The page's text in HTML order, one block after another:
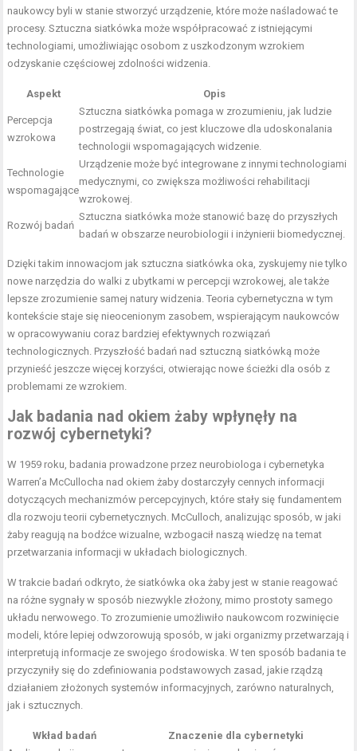
naukowcy byli w stanie stworzyć urządzenie, które może naśladować te
procesy. Sztuczna siatkówka może współpracować z istniejącymi
technologiami, umożliwiając osobom z uszkodzonym wzrokiem
odzyskanie częściowej zdolności widzenia.
Aspekt Opis
Percepcja
wzrokowa
Sztuczna siatkówka pomaga w zrozumieniu, jak ludzie
postrzegają świat, co jest kluczowe dla udoskonalania
technologii wspomagających widzenie.
Technologie
wspomagające
Urządzenie może być integrowane z innymi technologiami
medycznymi, co zwiększa możliwości rehabilitacji
wzrokowej.
Rozwój badań
Sztuczna siatkówka może stanowić bazę do przyszłych
badań w obszarze neurobiologii i inżynierii biomedycznej.
Dzięki takim innowacjom jak sztuczna siatkówka oka, zyskujemy nie tylko
nowe narzędzia do walki z ubytkami w percepcji wzrokowej, ale także
lepsze zrozumienie samej natury widzenia. Teoria cybernetyczna w tym
kontekście staje się nieocenionym zasobem, wspierającym naukowców
w opracowywaniu coraz bardziej efektywnych rozwiązań
technologicznych. Przyszłość badań nad sztuczną siatkówką może
przynieść jeszcze więcej korzyści, otwierając nowe ścieżki dla osób z
problemami ze wzrokiem.
Jak badania nad okiem żaby wpłynęły na
rozwój cybernetyki?
W 1959 roku, badania prowadzone przez neurobiologa i cybernetyka
Warren’a McCullocha nad okiem żaby dostarczyły cennych informacji
dotyczących mechanizmów percepcyjnych, które stały się fundamentem
dla rozwoju teorii cybernetycznych. McCulloch, analizując sposób, w jaki
żaby reagują na bodźce wizualne, wzbogacił naszą wiedzę na temat
przetwarzania informacji w układach biologicznych.
W trakcie badań odkryto, że siatkówka oka żaby jest w stanie reagować
na różne sygnały w sposób niezwykle złożony, mimo prostoty samego
układu nerwowego. To zrozumienie umożliwiło naukowcom rozwinięcie
modeli, które lepiej odwzorowują sposób, w jaki organizmy przetwarzają i
interpretują informacje ze swojego środowiska. W ten sposób badania te
przyczyniły się do zdefiniowania podstawowych zasad, jakie rządzą
działaniem złożonych systemów informacyjnych, zarówno naturalnych,
jak i sztucznych.
Wkład badań
Znaczenie dla cybernetyki